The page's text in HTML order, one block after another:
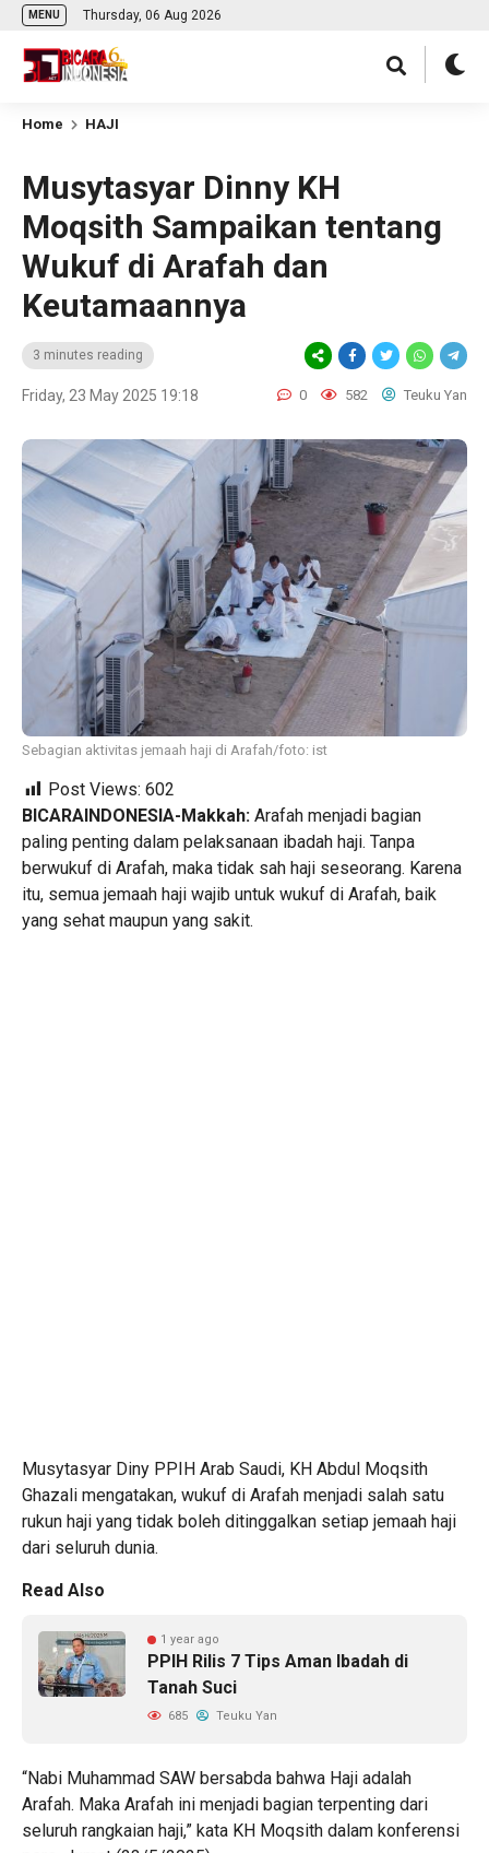
MENU Thursday, 06 Aug 2026
Home HAJI
Musytasyar Dinny KH
Moqsith Sampaikan tentang
Wukuf di Arafah dan
Keutamaannya
3 minutes reading
Friday, 23 May 2025 19:18 0 582 Teuku Yan
Sebagian aktivitas jemaah haji di Arafah/foto: ist
Post Views: 602
BICARAINDONESIA-Makkah: Arafah menjadi bagian
paling penting dalam pelaksanaan ibadah haji. Tanpa
berwukuf di Arafah, maka tidak sah haji seseorang. Karena
itu, semua jemaah haji wajib untuk wukuf di Arafah, baik
yang sehat maupun yang sakit.
Musytasyar Diny PPIH Arab Saudi, KH Abdul Moqsith
Ghazali mengatakan, wukuf di Arafah menjadi salah satu
rukun haji yang tidak boleh ditinggalkan setiap jemaah haji
dari seluruh dunia.
Read Also
1 year ago
PPIH Rilis 7 Tips Aman Ibadah di
Tanah Suci
685 Teuku Yan
“Nabi Muhammad SAW bersabda bahwa Haji adalah
Arafah. Maka Arafah ini menjadi bagian terpenting dari
seluruh rangkaian haji,” kata KH Moqsith dalam konferensi